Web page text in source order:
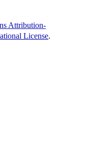
Attribution-
License.